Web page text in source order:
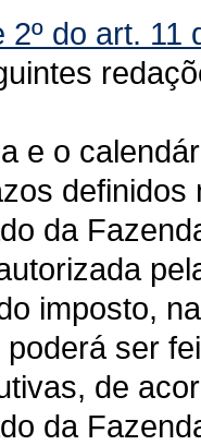
2º do art. 11
e o
da
imposto,
ser
de
da